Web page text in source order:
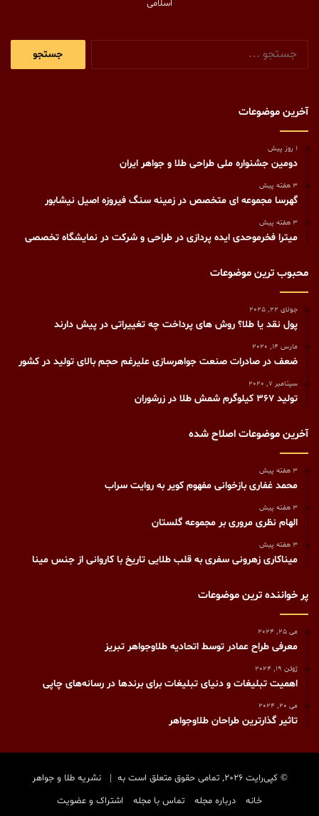
اسلامی
آخرین موضوعات
1 روز پیش
دومین جشنواره ملی طراحی طلا و جواهر ایران
3 هفته پیش
گهرسا مجموعه ای متخصص در زمینه سنگ فیروزه اصیل نیشابور
3 هفته پیش
میترا فخرموحدی ایده پردازی در طراحی و شرکت در نمایشگاه تخصصی
محبوب ترین موضوعات
جولای 22, 2025
پول نقد یا طلا؟ روش های پرداخت چه تغییراتی در پیش دارند
مارس 14, 2020
ضعف در صادرات صنعت جواهر‌سازی علیرغم حجم بالای تولید در کشور
سپتامبر 7, 2020
تولید ۳۶۷ کیلوگرم شمش طلا در زرشوران
آخرین موضوعات اصلاح شده
3 هفته پیش
محمد غفاری بازخوانی مفهوم کویر به روایت سراب
3 هفته پیش
الهام نظری مروری بر مجموعه گلستان
3 هفته پیش
میناکاری زهرونی سفری به قلب طلایی تاریخ با کاروانی از جنس مینا
پر خواننده ترین موضوعات
می 25, 2024
معرفی طراح عمادر توسط اتحادیه طلاوجواهر تبریز
ژوئن 19, 2024
اهمیت تبلیغات و دنیای تبلیغات برای برندها در رسانه‌های چاپی
می 20, 2024
تاثیر گذارترین طراحان طلاوجواهر
© کپی‌رایت 2026, تمامی حقوق متعلق است به |
نشریه طلا و جواهر
خانه
درباره مجله تماس با مجله اشتراک و عضویت